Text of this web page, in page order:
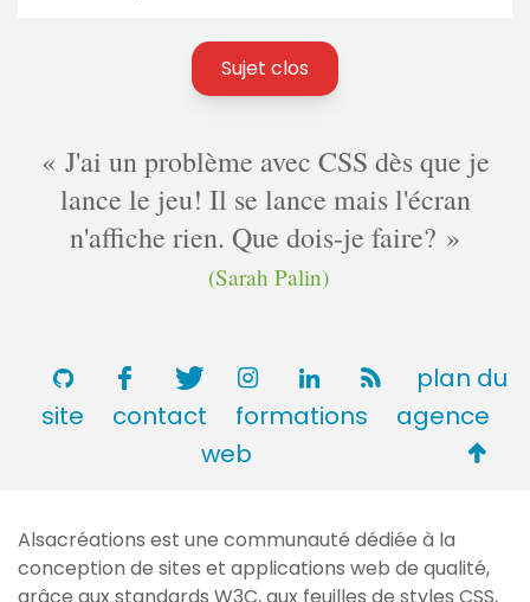
Sujet clos
J'ai un problème avec CSS dès que je
lance le jeu! Il se lance mais l'écran
n'affiche rien. Que dois-je faire?
(Sarah Palin)
plan du
site
contact formations
agence
web
de
page
Alsacréations est une communauté dédiée à la
conception de sites et applications web de qualité,